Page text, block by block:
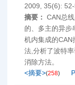
2009, 35(6): 52-
摘要： CAN总
的、多主的异步
机内集成的
法,分析了波特
消除方法。
<摘要>(258)